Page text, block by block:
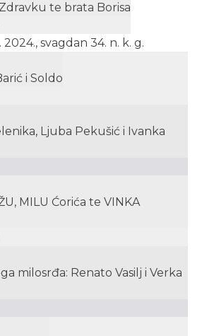
te brata Borisa
2024., svagdan 34. n. k. g.
i Soldo
Ljuba Pekušić i Ivanka
MILU Ćorića te VINKA
milosrđa: Renato Vasilj i Verka